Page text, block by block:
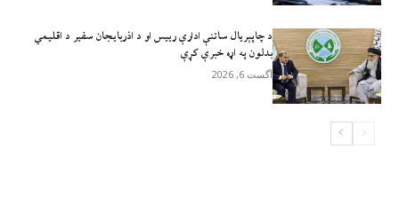
د چاپېریال ساتنې ادارې رییس او د اذربایجان سفیر د اقلیمي
بدلون په اړه خبرې کړې
آگست 6, 2026